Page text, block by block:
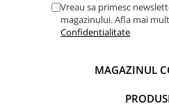
Thriller și mister
Young adult
Vreau sa primesc
magazinului. Afla mai
Confidentialitate
MAGAZINUL